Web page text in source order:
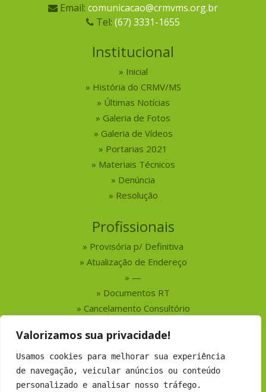
Valorizamos sua privacidade!
Usamos cookies para melhorar sua experiência
de navegação, veicular anúncios ou conteúdo
personalizado e analisar nosso tráfego.
Email: comunicacao@crmvms.org.br
Tel: (67) 3331-1655
Institucional
Inicial
História do CRMV/MS
Últimas Notícias
Galeria de Fotos
Galeria de Vídeos
Portarias 2021
Materiais Técnicos
Denúncia
Resolução
Profissionais
Provisória p/ Definitiva
Atualização de Endereço
—
Documentos RT
Cancelamento Consultório
Serviços
Busca por Profissionais
Busca por Empresas